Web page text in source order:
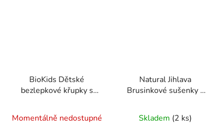
BioKids Dětské
bezlepkové křupky s
hodnocení
Momentálně nedostupné
Natural Jihlava
Brusinkové sušenky s
150g
hodnocení
Skladem (2 ks)